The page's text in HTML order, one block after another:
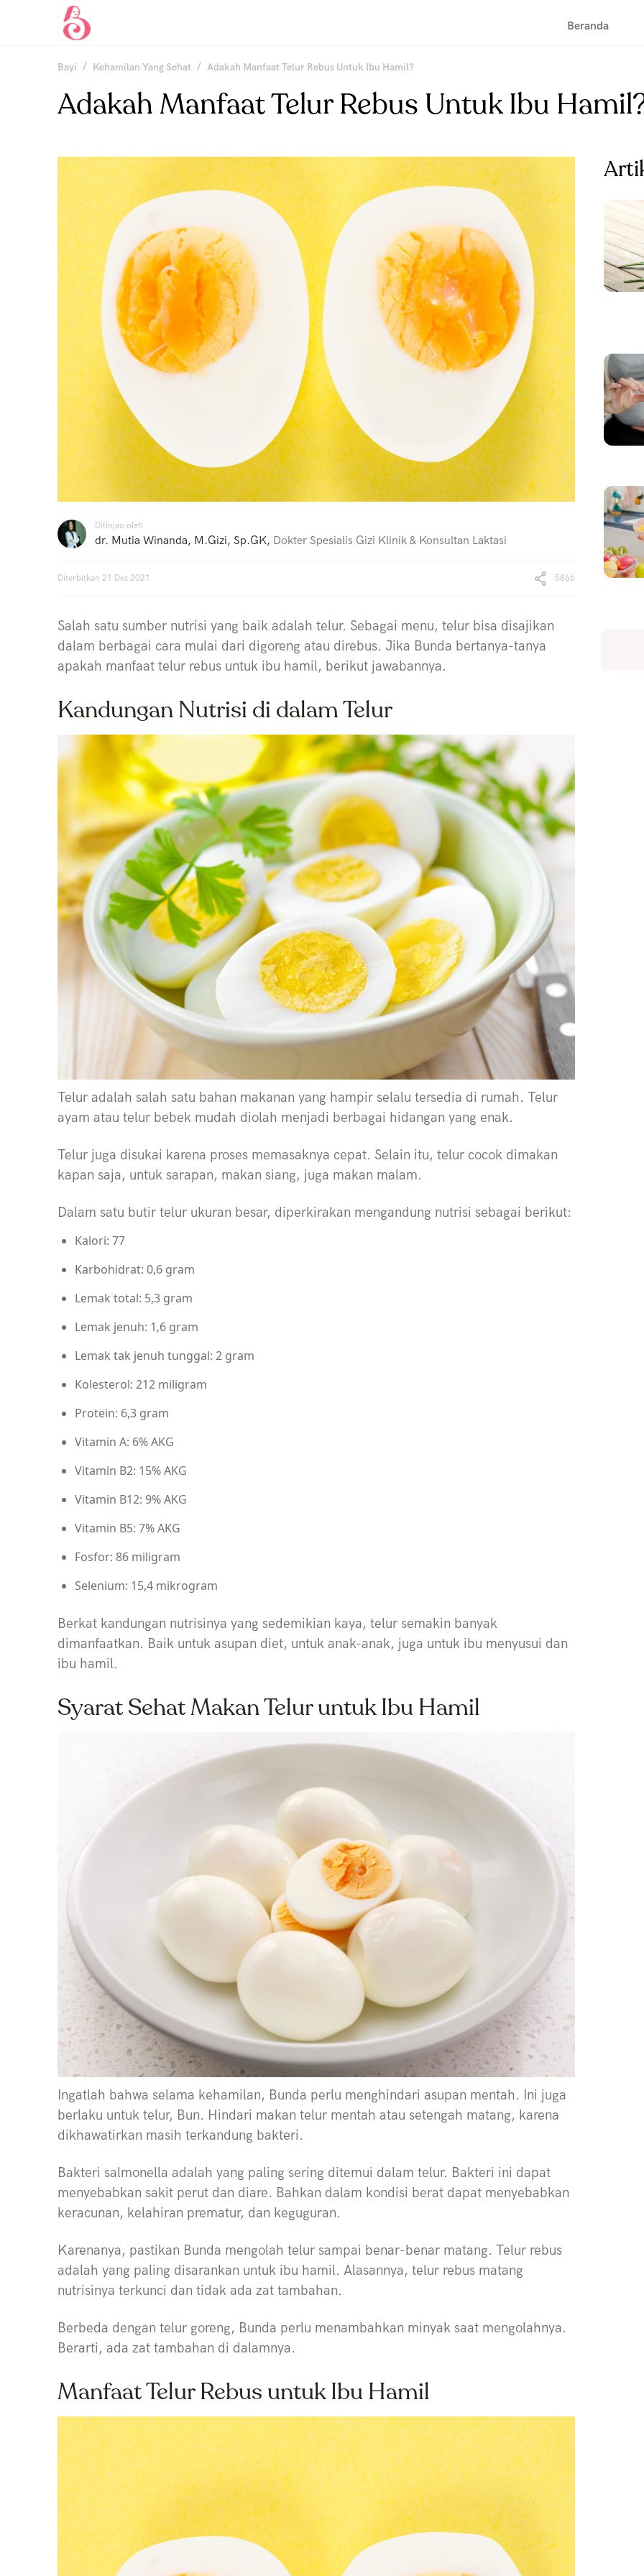
Beranda
Bayi / Kehamilan Yang Sehat / Adakah Manfaat Telur Rebus Untuk Ibu Hamil?
Adakah Manfaat Telur Rebus Untuk Ibu
Ditinjau oleh
dr. Mutia Winanda, M.Gizi, Sp.GK, Dokter Spesialis Gizi Klinik & Konsultan Laktasi
Diterbitkan 21 Des 2021 5866
Salah satu sumber nutrisi yang baik adalah telur. Sebagai menu, telur bisa disajikan
dalam berbagai cara mulai dari digoreng atau direbus. Jika Bunda bertanya-tanya
apakah manfaat telur rebus untuk ibu hamil, berikut jawabannya.
Kandungan Nutrisi di dalam Telur
Telur adalah salah satu bahan makanan yang hampir selalu tersedia di rumah. Telur
ayam atau telur bebek mudah diolah menjadi berbagai hidangan yang enak.
Telur juga disukai karena proses memasaknya cepat. Selain itu, telur cocok dimakan
kapan saja, untuk sarapan, makan siang, juga makan malam.
Dalam satu butir telur ukuran besar, diperkirakan mengandung nutrisi sebagai berikut:
Kalori: 77
Karbohidrat: 0,6 gram
Lemak total: 5,3 gram
Lemak jenuh: 1,6 gram
Lemak tak jenuh tunggal: 2 gram
Kolesterol: 212 miligram
Protein: 6,3 gram
Vitamin A: 6% AKG
Vitamin B2: 15% AKG
Vitamin B12: 9% AKG
Vitamin B5: 7% AKG
Fosfor: 86 miligram
Selenium: 15,4 mikrogram
Berkat kandungan nutrisinya yang sedemikian kaya, telur semakin banyak
dimanfaatkan. Baik untuk asupan diet, untuk anak-anak, juga untuk ibu menyusui dan
ibu hamil.
Syarat Sehat Makan Telur untuk Ibu Hamil
Ingatlah bahwa selama kehamilan, Bunda perlu menghindari asupan mentah. Ini juga
berlaku untuk telur, Bun. Hindari makan telur mentah atau setengah matang, karena
dikhawatirkan masih terkandung bakteri.
Bakteri salmonella adalah yang paling sering ditemui dalam telur. Bakteri ini dapat
menyebabkan sakit perut dan diare. Bahkan dalam kondisi berat dapat menyebabkan
keracunan, kelahiran prematur, dan keguguran.
Karenanya, pastikan Bunda mengolah telur sampai benar-benar matang. Telur rebus
adalah yang paling disarankan untuk ibu hamil. Alasannya, telur rebus matang
nutrisinya terkunci dan tidak ada zat tambahan.
Berbeda dengan telur goreng, Bunda perlu menambahkan minyak saat mengolahnya.
Berarti, ada zat tambahan di dalamnya.
Manfaat Telur Rebus untuk Ibu Hamil